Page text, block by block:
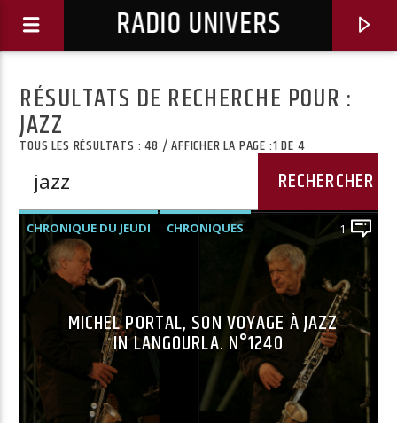
RADIO UNIVERS
Titre diffusé :
RÉSULTATS DE RECHERCHE POUR :
JAZZ
TOUS LES RÉSULTATS : 48 / AFFICHER LA PAGE :1 DE 4
CHRONIQUE DU JEUDI CHRONIQUES 1
MICHEL PORTAL, SON VOYAGE À JAZZ
IN LANGOURLA. N°1240